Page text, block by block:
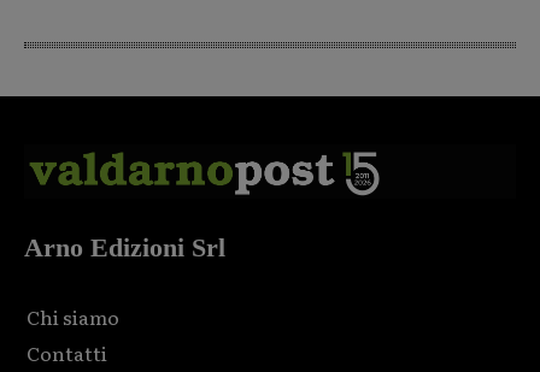
Arno Edizioni Srl
Chi siamo
Contatti